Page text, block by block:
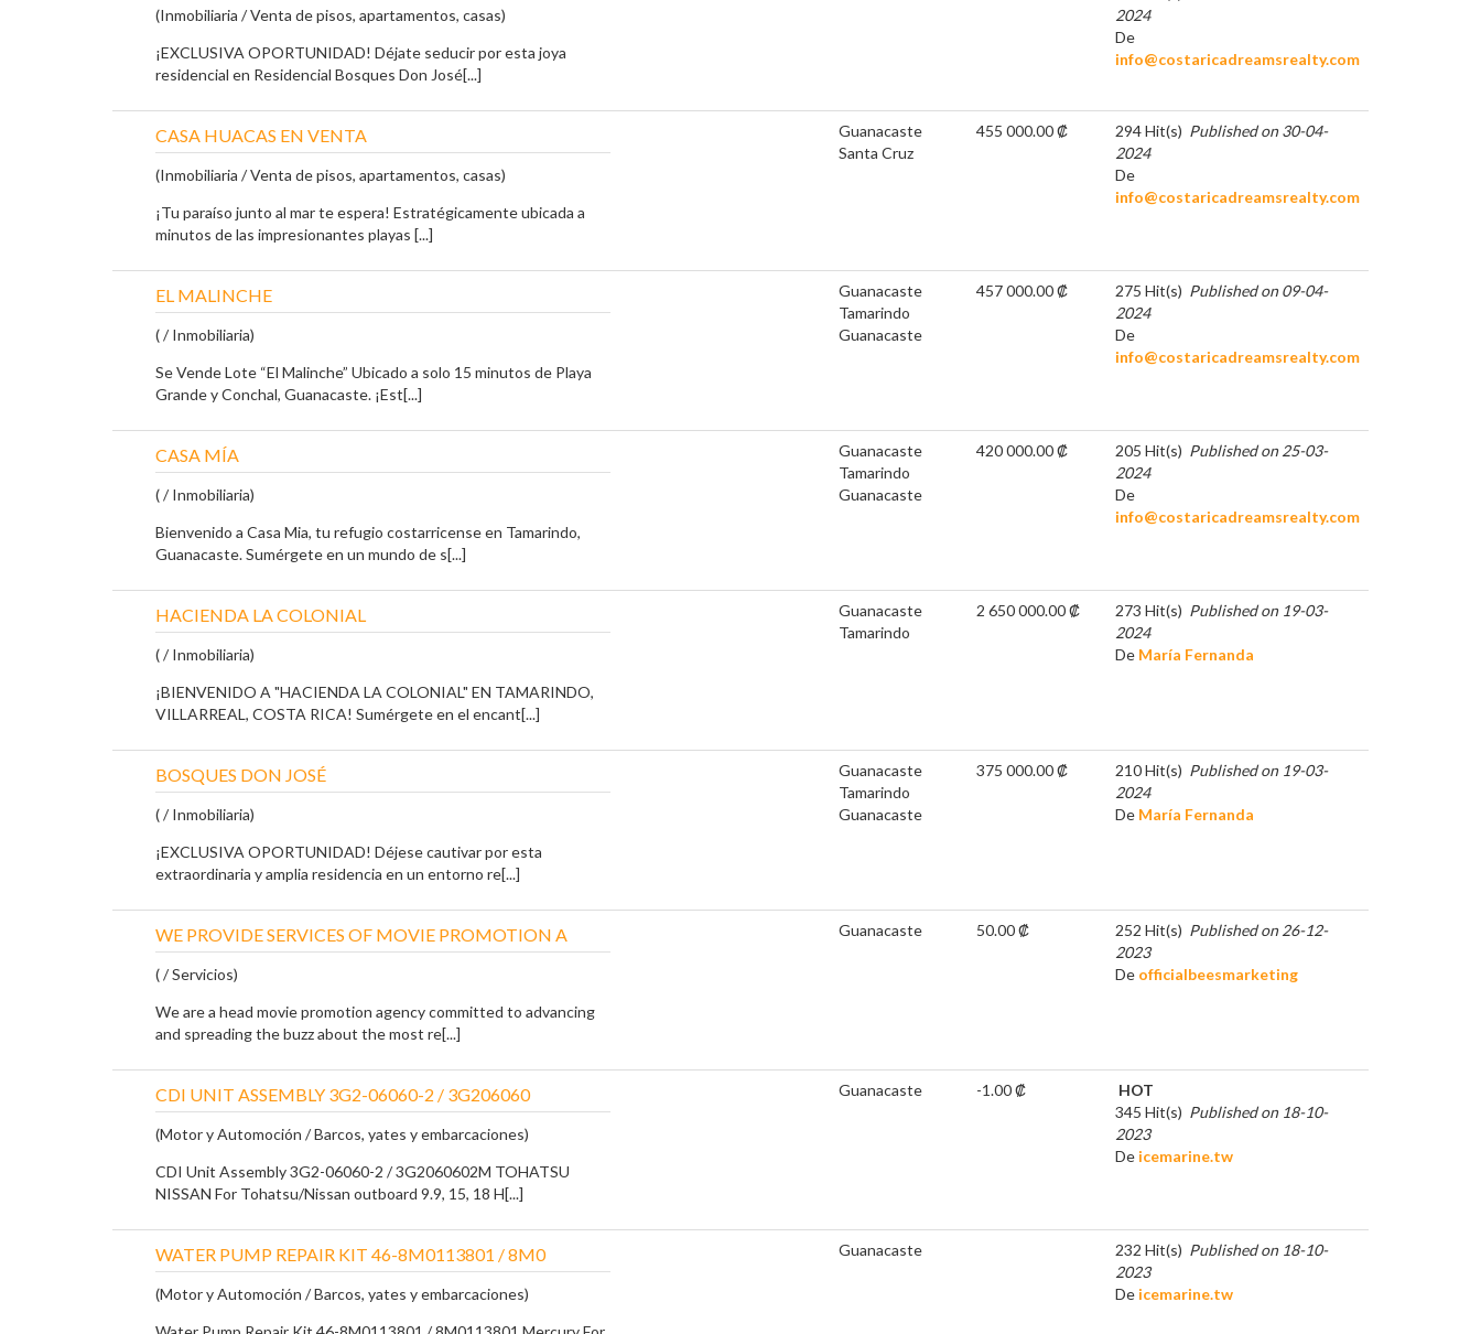
(Inmobiliaria / Venta de pisos, apartamentos, casas)
¡EXCLUSIVA OPORTUNIDAD! Déjate seducir por esta joya
residencial en Residencial Bosques Don José[...]
2024
De
info@costaricadreamsrealty.com
CASA HUACAS EN VENTA
(Inmobiliaria / Venta de pisos, apartamentos, casas)
¡Tu paraíso junto al mar te espera! Estratégicamente ubicada a
minutos de las impresionantes playas [...]
Guanacaste
Santa Cruz
455 000.00 ₡ 294 Hit(s) Published on 30-04-
2024
De
info@costaricadreamsrealty.com
EL MALINCHE
( / Inmobiliaria)
Se Vende Lote “El Malinche” Ubicado a solo 15 minutos de Playa
Grande y Conchal, Guanacaste. ¡Est[...]
Guanacaste
Tamarindo
Guanacaste
457 000.00 ₡ 275 Hit(s) Published on 09-04-
2024
De
info@costaricadreamsrealty.com
CASA MÍA
( / Inmobiliaria)
Bienvenido a Casa Mia, tu refugio costarricense en Tamarindo,
Guanacaste. Sumérgete en un mundo de s[...]
Guanacaste
Tamarindo
Guanacaste
420 000.00 ₡ 205 Hit(s) Published on 25-03-
2024
De
info@costaricadreamsrealty.com
HACIENDA LA COLONIAL
( / Inmobiliaria)
¡BIENVENIDO A "HACIENDA LA COLONIAL" EN TAMARINDO,
VILLARREAL, COSTA RICA! Sumérgete en el encant[...]
Guanacaste
Tamarindo
2 650 000.00 ₡ 273 Hit(s) Published on 19-03-
2024
De María Fernanda
BOSQUES DON JOSÉ
( / Inmobiliaria)
¡EXCLUSIVA OPORTUNIDAD! Déjese cautivar por esta
extraordinaria y amplia residencia en un entorno re[...]
Guanacaste
Tamarindo
Guanacaste
375 000.00 ₡ 210 Hit(s) Published on 19-03-
2024
De María Fernanda
WE PROVIDE SERVICES OF MOVIE PROMOTION A
( / Servicios)
We are a head movie promotion agency committed to advancing
and spreading the buzz about the most re[...]
Guanacaste 50.00 ₡ 252 Hit(s) Published on 26-12-
2023
De officialbeesmarketing
CDI UNIT ASSEMBLY 3G2-06060-2 / 3G206060
(Motor y Automoción / Barcos, yates y embarcaciones)
CDI Unit Assembly 3G2-06060-2 / 3G2060602M TOHATSU
NISSAN For Tohatsu/Nissan outboard 9.9, 15, 18 H[...]
Guanacaste -1.00 ₡
HOT
345 Hit(s) Published on 18-10-
2023
De icemarine.tw
WATER PUMP REPAIR KIT 46-8M0113801 / 8M0
(Motor y Automoción / Barcos, yates y embarcaciones)
Guanacaste 232 Hit(s) Published on 18-10-
2023
De icemarine.tw